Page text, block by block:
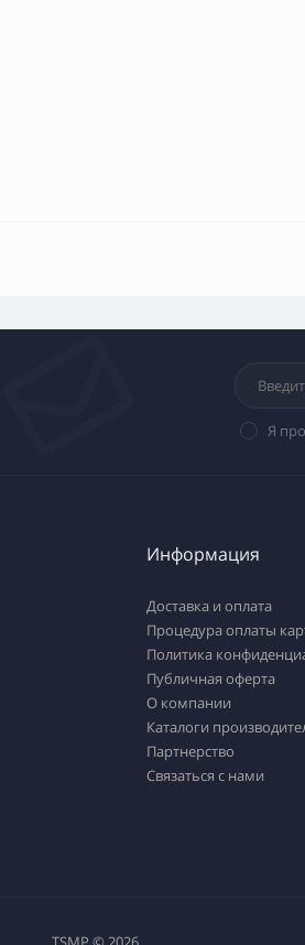
Я
Информация
Доставка и оплата
Процедура оплаты
Политика
Публичная оферта
О компании
Каталоги
Партнерство
Связаться с нами